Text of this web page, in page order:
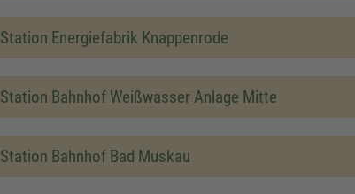
Station Energiefabrik Knappenrode
Station Bahnhof Weißwasser Anlage Mitte
Station Bahnhof Bad Muskau